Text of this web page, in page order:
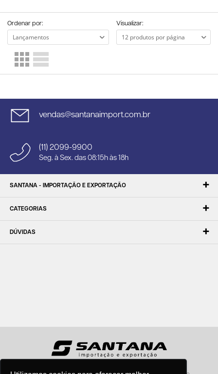
Ordenar por: Visualizar:
vendas@santanaimport.com.br
(11) 2099-9900
Seg. à Sex. das 08:15h às 18h
SANTANA - IMPORTAÇÃO E EXPORTAÇÃO
CATEGORIAS
DÚVIDAS